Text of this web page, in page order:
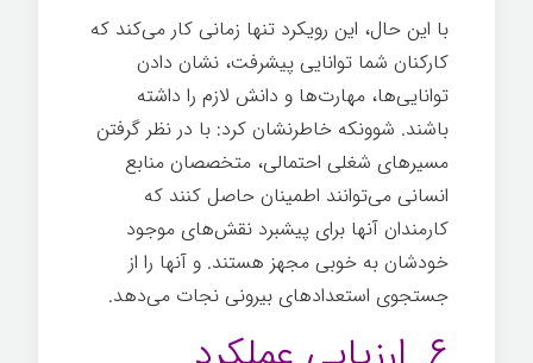
با این حال، این رویکرد تنها زمانی کار می‌کند که
کارکنان شما توانایی پیشرفت، نشان دادن
توانایی‌ها، مهارت‌ها و دانش لازم را داشته
باشند. شوونکه خاطرنشان کرد: با در نظر گرفتن
مسیرهای شغلی احتمالی، متخصصان منابع
انسانی می‌توانند اطمینان حاصل کنند که
کارمندان آنها برای پیشبرد نقش‌های موجود
خودشان به خوبی مجهز هستند. و آنها را از
جستجوی استعدادهای بیرونی نجات می‌دهد.